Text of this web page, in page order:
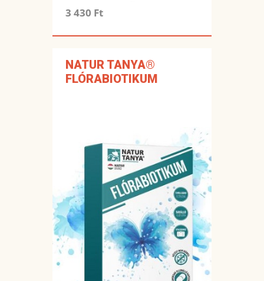
3 430 Ft
NATUR TANYA®
FLÓRABIOTIKUM